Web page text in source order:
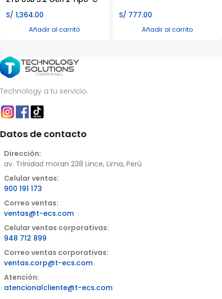
S/ 1,364.00
Añadir al carrito
S/ 777.00
Añadir al carrito
Technology a tu servicio.
Datos de contacto
Dirección:
av. Trinidad moran 238 Lince, Lima, Perú
Celular ventas:
900 191 173
Correo ventas:
ventas@t-ecs.com
Celular ventas corporativas:
948 712 899
Correo ventas corporativas:
ventas.corp@t-ecs.com
Atención:
atencionalcliente@t-ecs.com